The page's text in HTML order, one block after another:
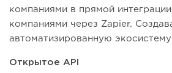
компаниями в прямой
компаниями через Zapier.
автоматизированную
Открытое API